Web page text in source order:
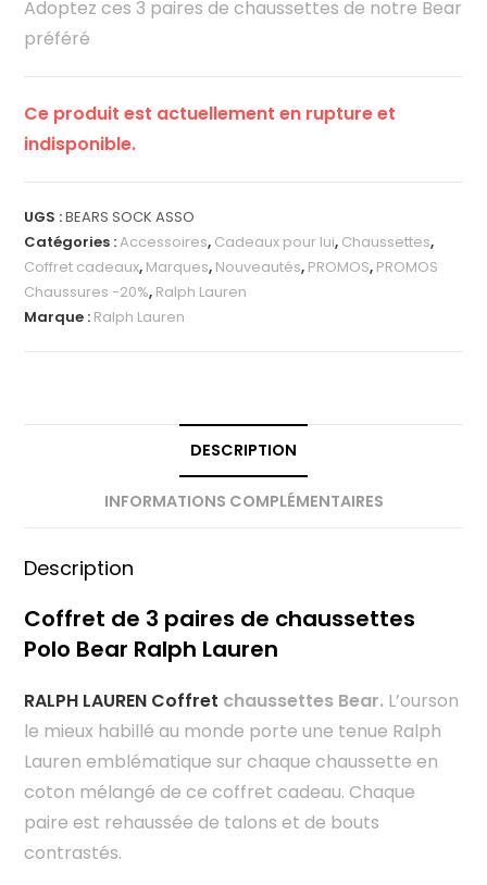
Adoptez ces 3 paires de chaussettes de notre Bear
préféré
Ce produit est actuellement en rupture et
indisponible.
UGS :BEARS SOCK ASSO
Catégories :Accessoires, Cadeaux pour lui, Chaussettes,
Coffret cadeaux, Marques, Nouveautés, PROMOS, PROMOS
Chaussures -20%, Ralph Lauren
Marque : Ralph Lauren
DESCRIPTION
INFORMATIONS COMPLÉMENTAIRES
Description
Coffret de 3 paires de chaussettes
Polo Bear Ralph Lauren
RALPH LAUREN Coffret chaussettes Bear. L’ourson
le mieux habillé au monde porte une tenue Ralph
Lauren emblématique sur chaque chaussette en
coton mélangé de ce coffret cadeau. Chaque
paire est rehaussée de talons et de bouts
contrastés.